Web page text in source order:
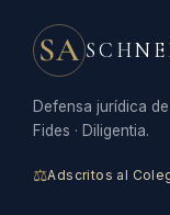
SA
Defensa jurídica
Fides · Diligentia.
⚖Adscritos al